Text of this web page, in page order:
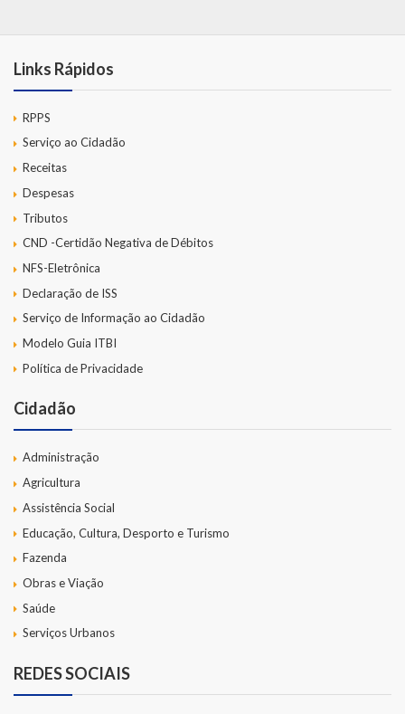
Links Rápidos
RPPS
Serviço ao Cidadão
Receitas
Despesas
Tributos
CND -Certidão Negativa de Débitos
NFS-Eletrônica
Declaração de ISS
Serviço de Informação ao Cidadão
Modelo Guia ITBI
Política de Privacidade
Cidadão
Administração
Agricultura
Assistência Social
Educação, Cultura, Desporto e Turismo
Fazenda
Obras e Viação
Saúde
Serviços Urbanos
REDES SOCIAIS